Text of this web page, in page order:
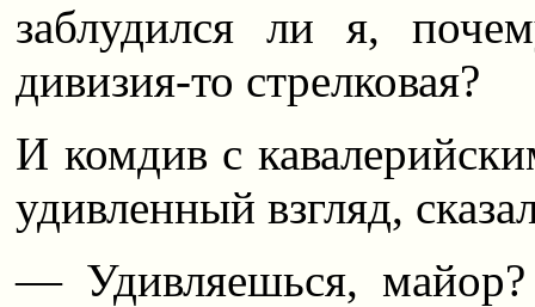
заблудился ли я,
дивизия-то стрелковая?
И комдив с
удивленный взгляд,
— Удивляешься,